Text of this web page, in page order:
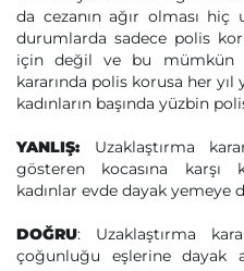
da cezanın ağır olması
durumlarda sadece polis
için değil ve bu mümkün
kararında polis korusa her
kadınların başında yüzbin
YANLIŞ: Uzaklaştırma
gösteren kocasına karşı
kadınlar evde dayak yemeye
DOĞRU: Uzaklaştırma
çoğunluğu eşlerine dayak